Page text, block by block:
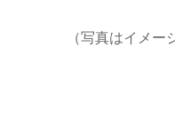
（写真はイメー